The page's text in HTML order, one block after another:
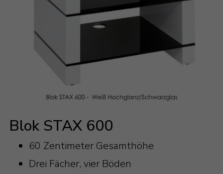
Blok STAX 600
60 Zentimeter Gesamthöhe
Drei Fächer, vier Böden